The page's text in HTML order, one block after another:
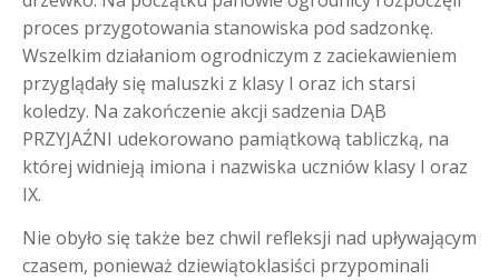
proces przygotowania stanowiska pod sadzonkę.
Wszelkim działaniom ogrodniczym z zaciekawieniem
przyglądały się maluszki z klasy I oraz ich starsi
koledzy. Na zakończenie akcji sadzenia DĄB
PRZYJAŹNI udekorowano pamiątkową tabliczką, na
której widnieją imiona i nazwiska uczniów klasy I oraz
IX.
Nie obyło się także bez chwil refleksji nad upływającym
czasem, ponieważ dziewiątoklasiści przypominali